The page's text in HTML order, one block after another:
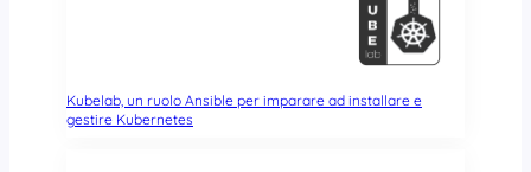
Kubelab, un ruolo Ansible per imparare ad installare e
gestire Kubernetes